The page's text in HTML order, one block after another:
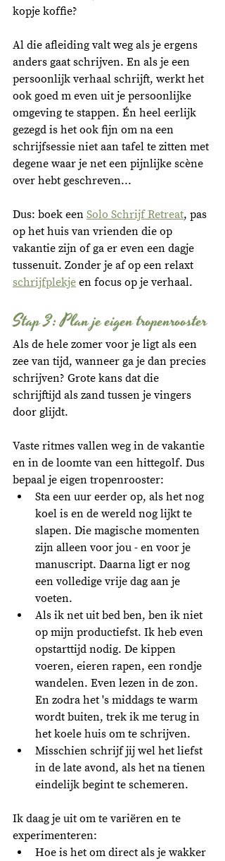
kopje koffie?
Al die afleiding valt weg als je ergens
anders gaat schrijven. En als je een
persoonlijk verhaal schrijft, werkt het
ook goed m even uit je persoonlijke
omgeving te stappen. Én heel eerlijk
gezegd is het ook fijn om na een
schrijfsessie niet aan tafel te zitten met
degene waar je net een pijnlijke scène
over hebt geschreven...
Dus: boek een Solo Schrijf Retreat, pas
op het huis van vrienden die op
vakantie zijn of ga er even een dagje
tussenuit. Zonder je af op een relaxt
schrijfplekje en focus op je verhaal.
Stap 3: Plan je eigen tropenrooster
Als de hele zomer voor je ligt als een
zee van tijd, wanneer ga je dan precies
schrijven? Grote kans dat die
schrijftijd als zand tussen je vingers
door glijdt.
Vaste ritmes vallen weg in de vakantie
en in de loomte van een hittegolf. Dus
bepaal je eigen tropenrooster:
Sta een uur eerder op, als het nog
koel is en de wereld nog lijkt te
slapen. Die magische momenten
zijn alleen voor jou - en voor je
manuscript. Daarna ligt er nog
een volledige vrije dag aan je
voeten.
Als ik net uit bed ben, ben ik niet
op mijn productiefst. Ik heb even
opstarttijd nodig. De kippen
voeren, eieren rapen, een rondje
wandelen. Even lezen in de zon.
En zodra het 's middags te warm
wordt buiten, trek ik me terug in
het koele huis om te schrijven.
Misschien schrijf jij wel het liefst
in de late avond, als het na tienen
eindelijk begint te schemeren.
Ik daag je uit om te variëren en te
experimenteren:
Hoe is het om direct als je wakker